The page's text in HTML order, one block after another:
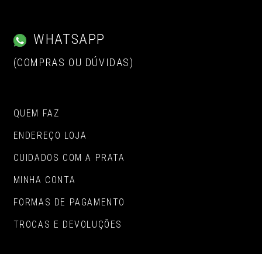
WHATSAPP
(COMPRAS OU DÚVIDAS)
QUEM FAZ
ENDEREÇO LOJA
CUIDADOS COM A PRATA
MINHA CONTA
FORMAS DE PAGAMENTO
TROCAS E DEVOLUÇÕES